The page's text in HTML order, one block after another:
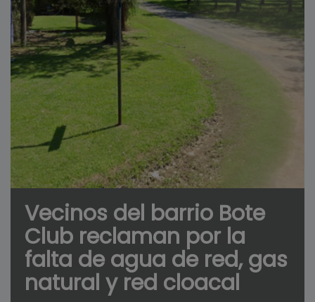
Vecinos del barrio Bote
Club reclaman por la
falta de agua de red, gas
natural y red cloacal